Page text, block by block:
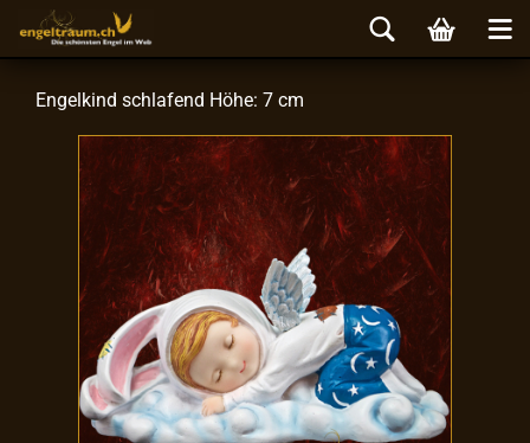
En­gel­kind schla­fend Höhe: 7 cm